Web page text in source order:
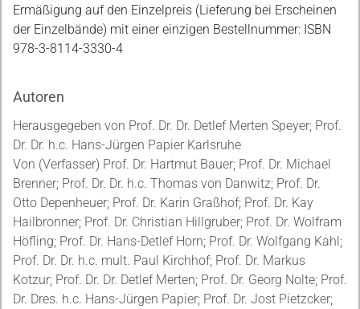
Ermäßigung auf den Einzelpreis (Lieferung bei Erscheinen
der Einzelbände) mit einer einzigen Bestellnummer: ISBN
978-3-8114-3330-4
Autoren
Herausgegeben von Prof. Dr. Dr. Detlef Merten Speyer; Prof.
Dr. Dr. h.c. Hans-Jürgen Papier Karlsruhe
Von (Verfasser) Prof. Dr. Hartmut Bauer; Prof. Dr. Michael
Brenner; Prof. Dr. Dr. h.c. Thomas von Danwitz; Prof. Dr.
Otto Depenheuer; Prof. Dr. Karin Graßhof; Prof. Dr. Kay
Hailbronner; Prof. Dr. Christian Hillgruber; Prof. Dr. Wolfram
Höfling; Prof. Dr. Hans-Detlef Horn; Prof. Dr. Wolfgang Kahl;
Prof. Dr. Dr. h.c. mult. Paul Kirchhof; Prof. Dr. Markus
Kotzur; Prof. Dr. Dr. Detlef Merten; Prof. Dr. Georg Nolte; Prof.
Dr. Dres. h.c. Hans-Jürgen Papier; Prof. Dr. Jost Pietzcker;